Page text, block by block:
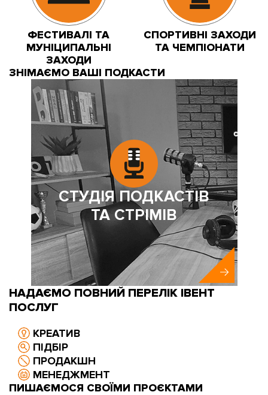
ФЕСТИВАЛІ ТА
МУНІЦИПАЛЬНІ
ЗАХОДИ
СПОРТИВНІ ЗАХОДИ
ТА ЧЕМПІОНАТИ
ЗНІМАЄМО ВАШІ ПОДКАСТИ
СТУДІЯ ПОДКАСТІВ
ТА СТРІМІВ
НАДАЄМО ПОВНИЙ ПЕРЕЛІК ІВЕНТ
ПОСЛУГ
КРЕАТИВ
ПІДБІР
ПРОДАКШН
МЕНЕДЖМЕНТ
ПИШАЄМОСЯ СВОЇМИ ПРОЄКТАМИ